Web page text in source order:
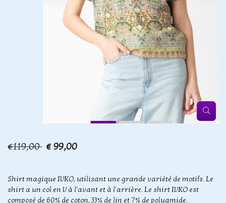
€119,00 € 99,00
Shirt magique IVKO, utilisant une grande variété de motifs. Le
shirt a un col en V à l'avant et à l'arrière. Le shirt IVKO est
composé de 60% de coton, 33% de lin et 7% de polyamide.